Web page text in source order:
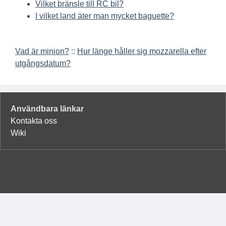
Vilket bränsle till RC bil?
I vilket land äter man mycket baguette?
Vad är minion? :: Hur länge håller sig mozzarella efter
utgångsdatum?
Användbara länkar
Kontakta oss
Wiki